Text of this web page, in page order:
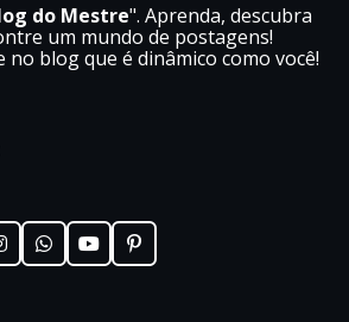
do Mestre". Aprenda, descubra
um mundo de postagens!
no blog que é dinâmico como você!